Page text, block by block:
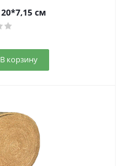
ТермоЛен МП3 20*7,15 см
В корзину